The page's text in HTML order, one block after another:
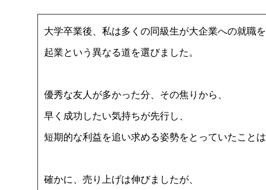
大学卒業後、私は多くの同級生が大企業への就職を
起業という異なる道を選びました。
優秀な友人が多かった分、その焦りから、
早く成功したい気持ちが先行し、
短期的な利益を追い求める姿勢をとっていたことは
確かに、売り上げは伸びましたが、